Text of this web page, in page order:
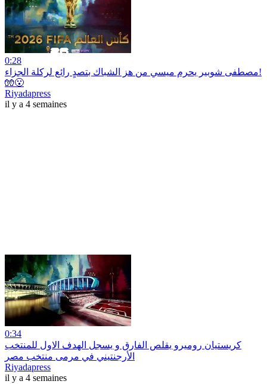
0:28
مصطفى شوبير يحرم ميسي من هز الشباك بتصدٍ رائع لركلة الجزاء!
🧤😮
Riyadapress
il y a 4 semaines
0:34
كريستيان روميرو يقلص الفارق و يسجل الهدف الاول للمنتخب
الأرجنتيني في مرمى منتخب مصر
Riyadapress
il y a 4 semaines